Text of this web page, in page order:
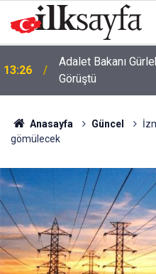
12:59 Çankaya'da
Anasayfa Güncel
gömülecek